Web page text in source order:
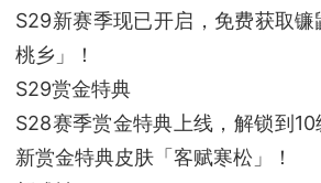
S29新赛季现已开启，免费获取
桃乡」！
S29赏金特典
S28赛季赏金特典上线，解锁到
新赏金特典皮肤「客赋寒松」！